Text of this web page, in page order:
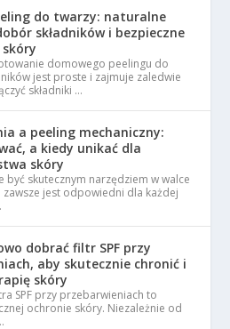
do twarzy: naturalne
składników i bezpieczne
skóry
domowego peelingu do
jest proste i zajmuje zaledwie
składniki …
a peeling mechaniczny:
a kiedy unikać dla
skóry
być skutecznym narzędziem w walce
jest odpowiedni dla każdej
dobrać filtr SPF przy
aby skutecznie chronić i
skóry
SPF przy przebarwieniach to
ochronie skóry. Niezależnie od